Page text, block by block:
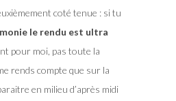
coté tenue : si tu
le rendu est ultra
pour moi, pas toute la
rends compte que sur la
en milieu d’après midi